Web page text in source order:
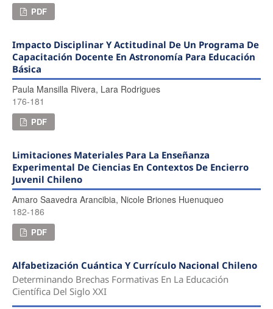
PDF
Impacto Disciplinar Y Actitudinal De Un Programa De
Capacitación Docente En Astronomía Para Educación
Básica
Paula Mansilla Rivera, Lara Rodrigues
176-181
PDF
Limitaciones Materiales Para La Enseñanza
Experimental De Ciencias En Contextos De Encierro
Juvenil Chileno
Amaro Saavedra Arancibia, Nicole Briones Huenuqueo
182-186
PDF
Alfabetización Cuántica Y Currículo Nacional Chileno
Determinando Brechas Formativas En La Educación
Científica Del Siglo XXI